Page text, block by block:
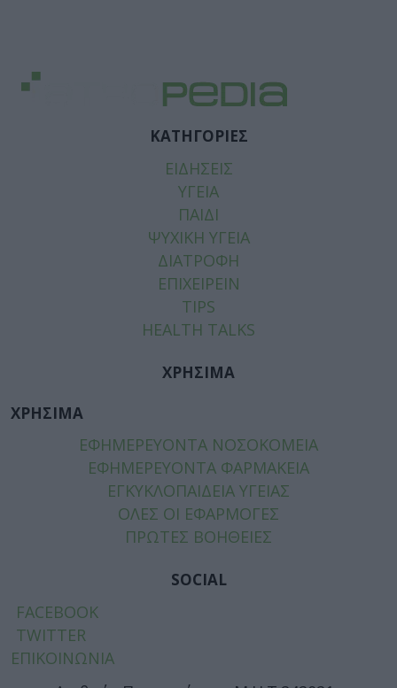
ΚΑΤΗΓΟΡΙΕΣ
ΕΙΔΗΣΕΙΣ
ΥΓΕΙΑ
ΠΑΙΔΙ
ΨΥΧΙΚΗ ΥΓΕΙΑ
ΔΙΑΤΡΟΦΗ
ΕΠΙΧΕΙΡΕΙΝ
TIPS
HEALTH TALKS
ΧΡΗΣΙΜΑ
ΧΡΗΣΙΜΑ
ΕΦΗΜΕΡΕΥΟΝΤΑ ΝΟΣΟΚΟΜΕΙΑ
ΕΦΗΜΕΡΕΥΟΝΤΑ ΦΑΡΜΑΚΕΙΑ
ΕΓΚΥΚΛΟΠΑΙΔΕΙΑ ΥΓΕΙΑΣ
ΟΛΕΣ ΟΙ ΕΦΑΡΜΟΓΕΣ
ΠΡΩΤΕΣ ΒΟΗΘΕΙΕΣ
SOCIAL
FACEBOOK
TWITTER
ΕΠΙΚΟΙΝΩΝΙΑ